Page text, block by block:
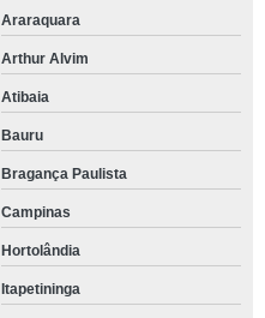
Araraquara
Arthur Alvim
Atibaia
Bauru
Bragança Paulista
Campinas
Hortolândia
Itapetininga